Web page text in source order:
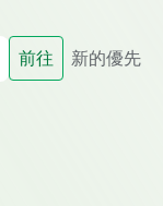
前往 新的優先